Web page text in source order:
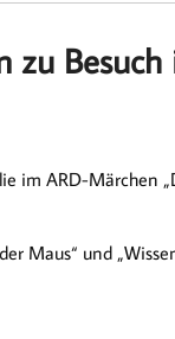
zu
im ARD-Märchen
Maus“ und